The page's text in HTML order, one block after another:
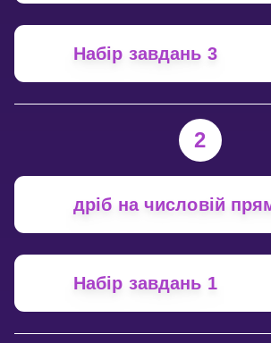
Набір завдань 3
2
дріб на числовій
Набір завдань 1